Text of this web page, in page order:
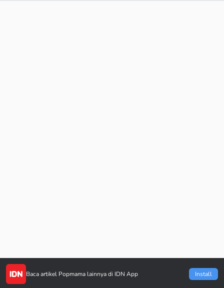
Baca artikel Popmama lainnya di IDN App Install